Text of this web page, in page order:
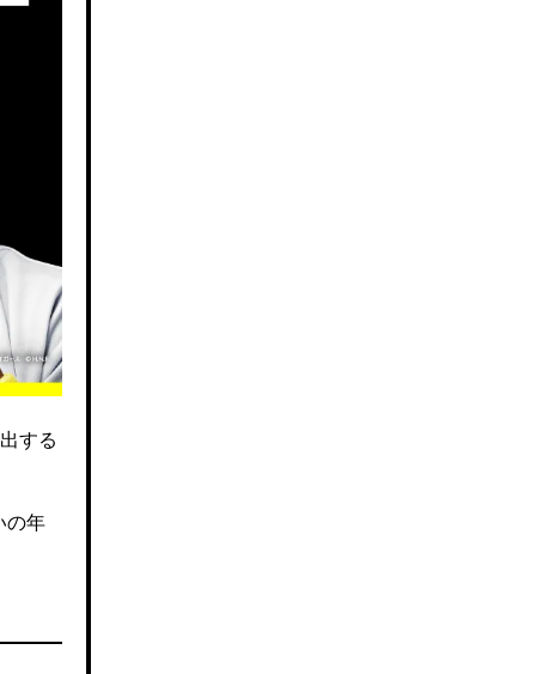
する
の年